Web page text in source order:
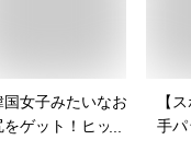
国女子みたいなお
をゲット！ヒップ
【
手パ